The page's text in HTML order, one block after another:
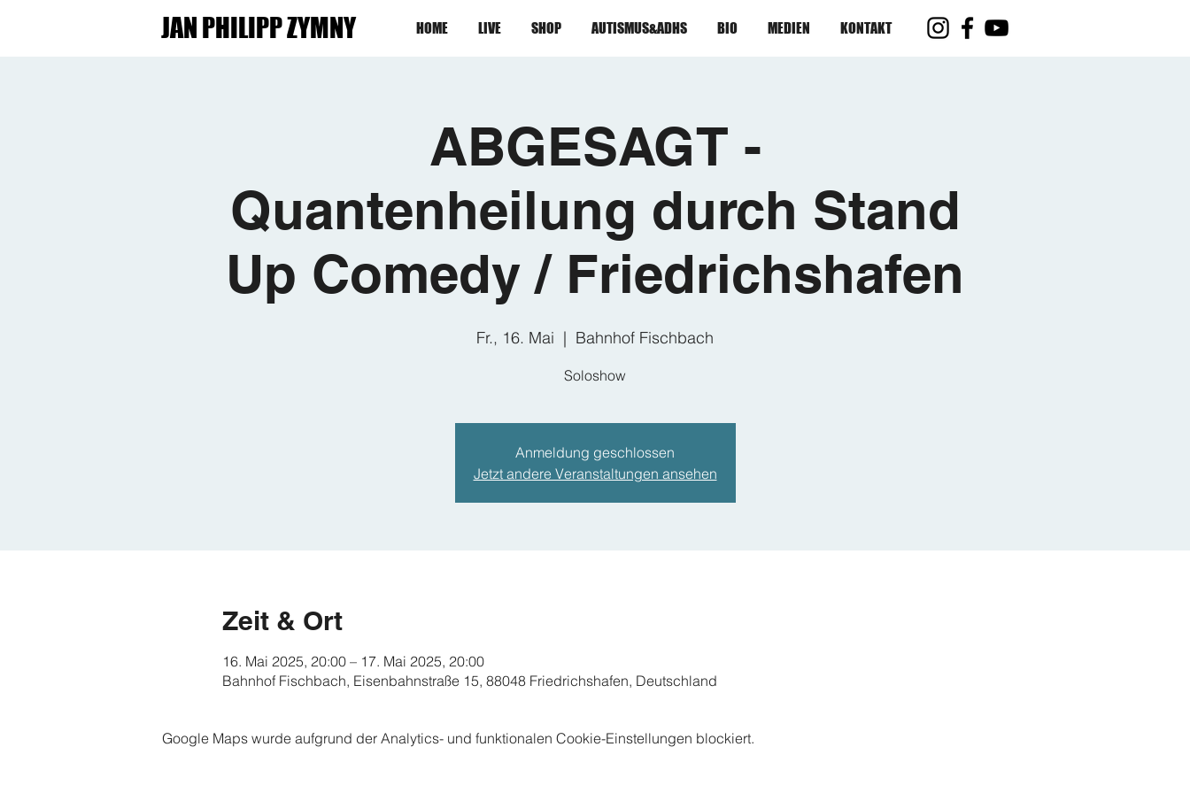
JAN PHILIPP ZYMNY HOME LIVE SHOP AUTISMUS&ADHS BIO MEDIEN KONTAKT
ABGESAGT -
Quantenheilung durch Stand
Up Comedy / Friedrichshafen
Fr., 16. Mai
  |
Bahnhof Fischbach
Soloshow
Anmeldung geschlossen
Jetzt andere Veranstaltungen ansehen
Zeit & Ort
16. Mai 2025, 20:00 – 17. Mai 2025, 20:00
Bahnhof Fischbach, Eisenbahnstraße 15, 88048 Friedrichshafen, Deutschland
Google Maps wurde aufgrund der Analytics- und funktionalen Cookie-Einstellungen blockiert.